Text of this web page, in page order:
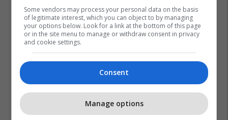
Some vendors may process your personal data on the basis
of legitimate interest, which you can object to by managing
your options below. Look for a link at the bottom of this page
or in the site menu to manage or withdraw consent in privacy
and cookie settings.
Consent
Manage options